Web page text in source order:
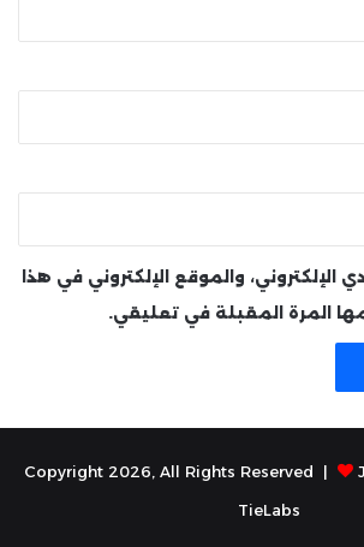
الإلكتروني، والموقع الإلكتروني في هذا
المرة المقبلة في تعليقي.
TieLabs